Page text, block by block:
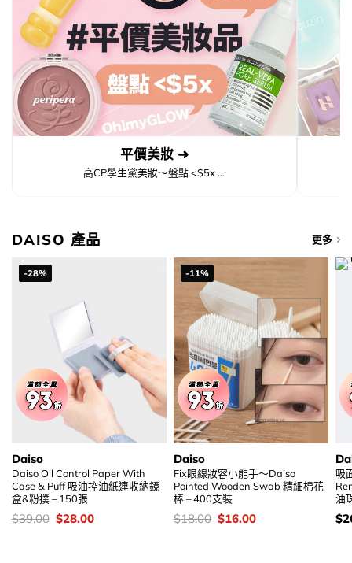
平價美妝 ➜
高CP學生黨美妝～盤點 <$5x ...
DAISO 產品 更多
-28%
Daiso
Daiso Oil Control Paper With
Case & Puff 吸油控油紙連收納鏡
盒&粉撲 – 150張
價
$39.00 Original
$28.00Current
-11%
Daiso
Fix眼線妝容小能手～Daiso
Pointed Wooden Swab 精細棉花
棒 – 400支裝
價
$18.00 Original
$16.00Current
吸
油
價
$